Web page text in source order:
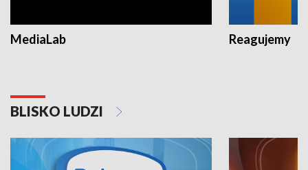
MediaLab Reagujemy
BLISKO LUDZI